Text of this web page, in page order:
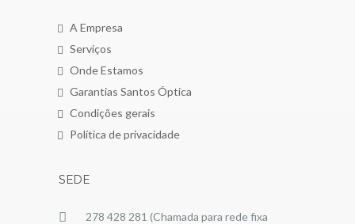
A Empresa
Serviços
Onde Estamos
Garantias Santos Óptica
Condições gerais
Política de privacidade
SEDE
278 428 281 (Chamada para rede fixa